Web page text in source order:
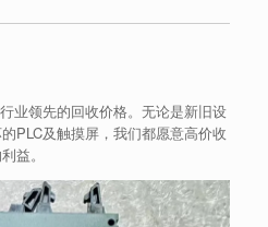
业领先的回收价格。无论是新旧设
PLC及触摸屏，我们都愿意高价收
益。